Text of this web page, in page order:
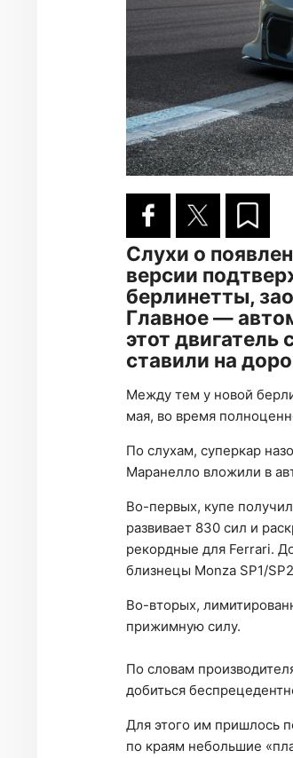
Слухи о
версии
берлинетты,
Главное —
этот
ставили на
Между тем у новой
мая, во время
По слухам, суперкар
Маранелло вложили в
Во-первых, купе
развивает 830 сил и
рекордные для Ferrari.
близнецы Monza SP1/
Во-вторых,
прижимную силу.
По словам
добиться
Для этого им пришлось
по краям небольшие